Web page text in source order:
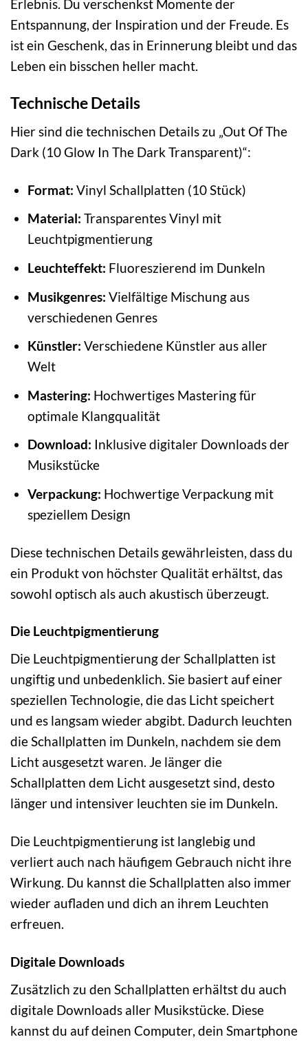
Erlebnis. Du verschenkst Momente der
Entspannung, der Inspiration und der Freude. Es
ist ein Geschenk, das in Erinnerung bleibt und das
Leben ein bisschen heller macht.
Technische Details
Hier sind die technischen Details zu „Out Of The
Dark (10 Glow In The Dark Transparent)“:
Format: Vinyl Schallplatten (10 Stück)
Material: Transparentes Vinyl mit
Leuchtpigmentierung
Leuchteffekt: Fluoreszierend im Dunkeln
Musikgenres: Vielfältige Mischung aus
verschiedenen Genres
Künstler: Verschiedene Künstler aus aller
Welt
Mastering: Hochwertiges Mastering für
optimale Klangqualität
Download: Inklusive digitaler Downloads der
Musikstücke
Verpackung: Hochwertige Verpackung mit
speziellem Design
Diese technischen Details gewährleisten, dass du
ein Produkt von höchster Qualität erhältst, das
sowohl optisch als auch akustisch überzeugt.
Die Leuchtpigmentierung
Die Leuchtpigmentierung der Schallplatten ist
ungiftig und unbedenklich. Sie basiert auf einer
speziellen Technologie, die das Licht speichert
und es langsam wieder abgibt. Dadurch leuchten
die Schallplatten im Dunkeln, nachdem sie dem
Licht ausgesetzt waren. Je länger die
Schallplatten dem Licht ausgesetzt sind, desto
länger und intensiver leuchten sie im Dunkeln.
Die Leuchtpigmentierung ist langlebig und
verliert auch nach häufigem Gebrauch nicht ihre
Wirkung. Du kannst die Schallplatten also immer
wieder aufladen und dich an ihrem Leuchten
erfreuen.
Digitale Downloads
Zusätzlich zu den Schallplatten erhältst du auch
digitale Downloads aller Musikstücke. Diese
kannst du auf deinen Computer, dein Smartphone